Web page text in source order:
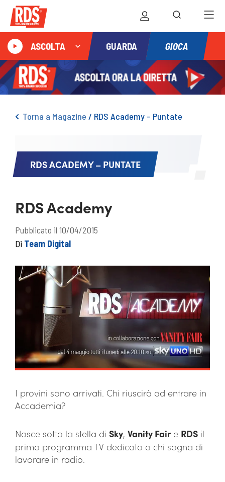
ASCOLTA GUARDA GIOCA
Torna a Magazine / RDS Academy – Puntate
RDS ACADEMY – PUNTATE
RDS Academy
Pubblicato il 10/04/2015
Di Team Digital
I provini sono arrivati. Chi riuscirà ad entrare in
Accademia?
Nasce sotto la stella di Sky, Vanity Faire RDS il
primo programma TV dedicato a chi sogna di
lavorare in radio.